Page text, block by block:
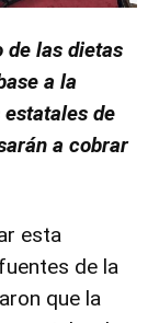
de las dietas
a la
de
a cobrar
esta
de la
que la